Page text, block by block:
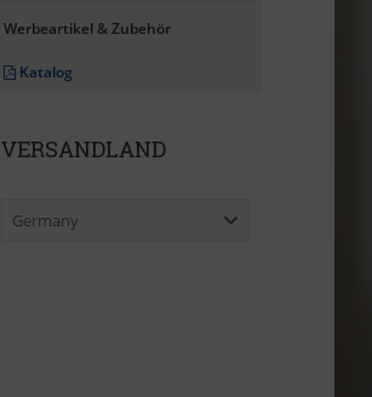
Werbeartikel & Zubehör
Katalog
VERSANDLAND
Germany